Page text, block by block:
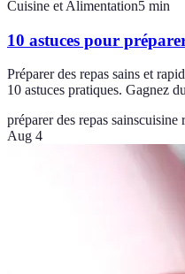
Cuisine et Alimentation5 min
10 astuces pour
Préparer des repas sains et
10 astuces pratiques. Gagnez
préparer des repas sainscuisine
Aug 4